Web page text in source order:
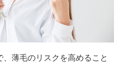
薄毛のリスクを高めること